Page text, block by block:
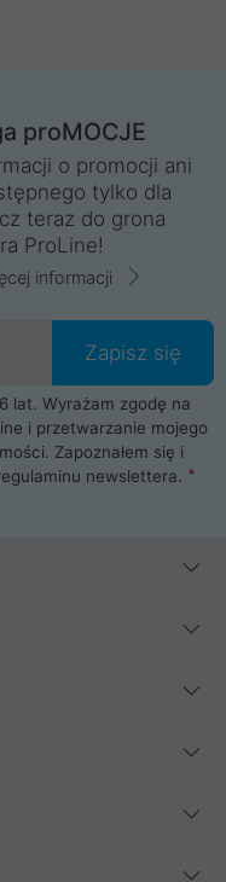
proMOCJE
o promocji ani
tylko dla
teraz do grona
ProLine!
informacji
Zapisz się
lat. Wyrażam zgodę na
i przetwarzanie mojego
Zapoznałem się i
newslettera.